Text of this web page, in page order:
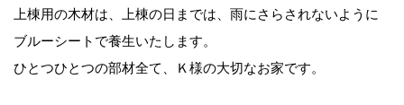
上棟用の木材は、上棟の日までは、雨にさらされないように
ブルーシートで養生いたします。
ひとつひとつの部材全て、Ｋ様の大切なお家です。